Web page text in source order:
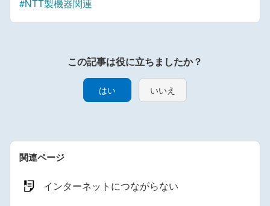
#NTT製機器関連
はい いいえ
関連ページ
インターネットにつながらない